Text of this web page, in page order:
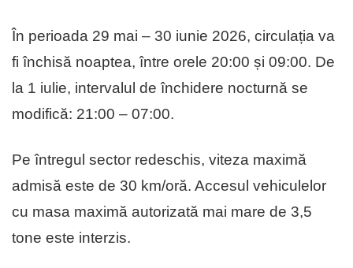
În perioada 29 mai – 30 iunie 2026, circulația va
fi închisă noaptea, între orele 20:00 și 09:00. De
la 1 iulie, intervalul de închidere nocturnă se
modifică: 21:00 – 07:00.
Pe întregul sector redeschis, viteza maximă
admisă este de 30 km/oră. Accesul vehiculelor
cu masa maximă autorizată mai mare de 3,5
tone este interzis.